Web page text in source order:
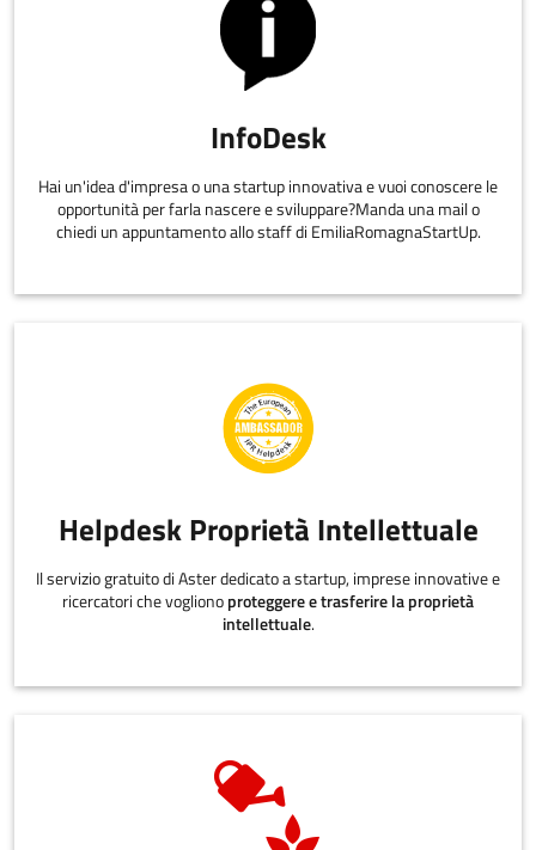
InfoDesk
Hai un'idea d'impresa o una startup innovativa e vuoi conoscere le
opportunità per farla nascere e sviluppare?Manda una mail o
chiedi un appuntamento allo staff di EmiliaRomagnaStartUp.
Helpdesk Proprietà Intellettuale
Il servizio gratuito di Aster dedicato a startup, imprese innovative e
ricercatori che voglionoproteggere e trasferire la proprietà
intellettuale.